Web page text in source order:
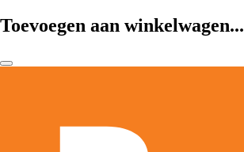
Toevoegen aan winkelwagen...